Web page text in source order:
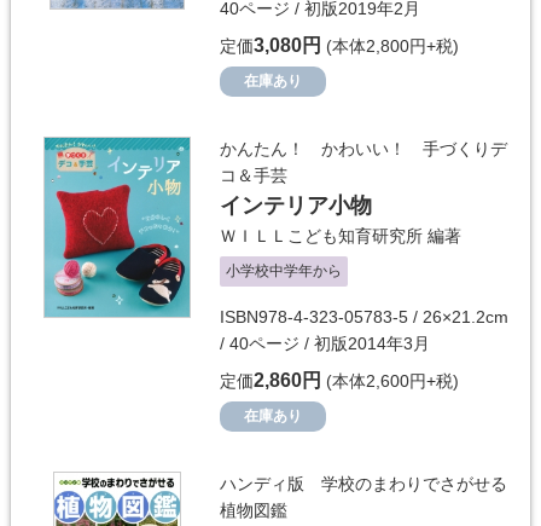
40ページ / 初版2019年2月
定価3,080円 (本体2,800円+税)
在庫あり
かんたん！ かわいい！ 手づくりデ
コ＆手芸
インテリア小物
ＷＩＬＬこども知育研究所 編著
小学校中学年から
ISBN978-4-323-05783-5 / 26×21.2cm
/ 40ページ / 初版2014年3月
定価2,860円 (本体2,600円+税)
在庫あり
ハンディ版 学校のまわりでさがせる
植物図鑑